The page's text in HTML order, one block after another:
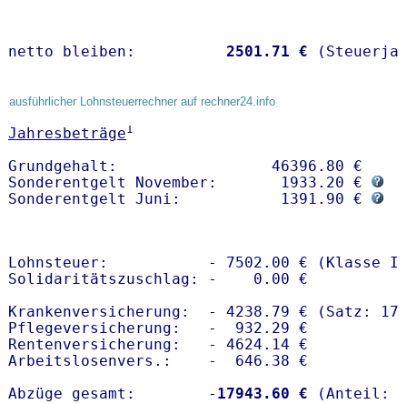
netto bleiben: 2501.71 €
ausführlicher Lohnsteuerrechner auf rechner24.info
Jahresbeträge1
Grundgehalt:                 46396.80 €
Sonderentgelt November:       1933.20 €
Sonderentgelt Juni:           1391.90 €
Lohnsteuer:           - 7502.00 € (Klasse I)
Solidaritätszuschlag: -    0.00 €
Krankenversicherung:  - 4238.79 € (Satz:
Pflegeversicherung:   -  932.29 €
Rentenversicherung:   - 4624.14 €
Arbeitslosenvers.:    -  646.38 €
Abzüge gesamt:        - 17943.60 €